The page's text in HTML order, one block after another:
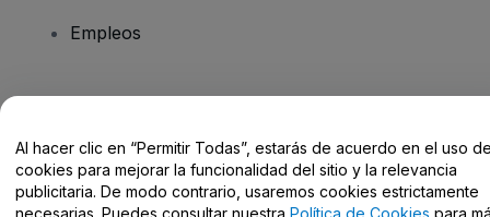
Empleos
Centro de Ayuda / Contacto
Al hacer clic en “Permitir Todas”, estarás de acuerdo en el uso
cookies para mejorar la funcionalidad del sitio y la relevancia
publicitaria. De modo contrario, usaremos cookies estrictamente
necesarias. Puedes consultar nuestra Política de Cookies para